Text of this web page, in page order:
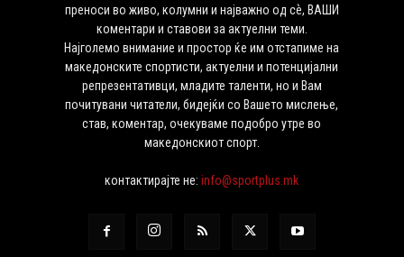
преноси во живо, колумни и најважно од сѐ, ВАШИ
коментари и ставови за актуелни теми.
Најголемо внимание и простор ќе им отстапиме на
македонските спортисти, актуелни и потенцијални
репрезентативци, младите таленти, но и Вам
почитувани читатели, бидејќи со Вашето мислење,
став, коментар, очекуваме подобро утре во
македонскиот спорт.
контактирајте не:info@sportplus.mk